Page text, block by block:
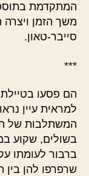
המתקדמת
משך הזמן
סייבר-טאון.
***
הם פסעו
למראית עיין
המשתלבות של
בשולים, שקוע
ברבור לעומתו
שרפרפו להן